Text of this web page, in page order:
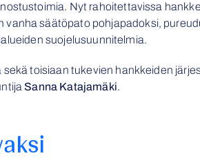
Nyt rahoitettavissa
säätöpato pohjapadoksi,
suojelusuunnitelmia.
toisiaan tukevien hankkeiden
Sanna Katajamäki.